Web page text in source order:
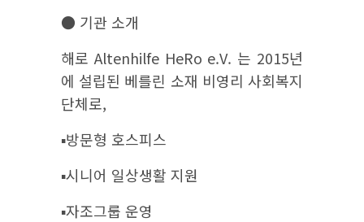
● 기관 소개
해로 Altenhilfe HeRo e.V. 는 2015년
에 설립된 베를린 소재 비영리 사회복지
단체로,
▪︎방문형 호스피스
▪︎시니어 일상생활 지원
▪︎자조그룹 운영